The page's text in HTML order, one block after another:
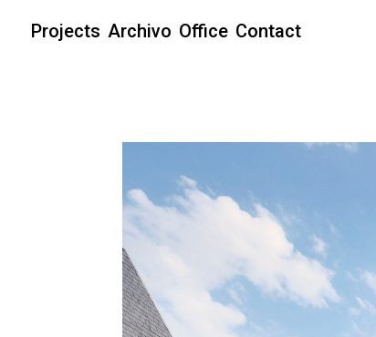
Projects Archivo Office Contact